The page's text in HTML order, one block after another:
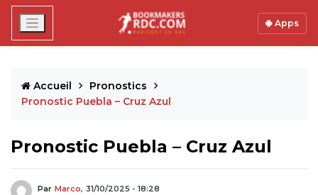
Apps
Accueil
Pronostics
Pronostic Puebla – Cruz Azul
Pronostic Puebla – Cruz Azul
Par Marco, 31/10/2025 - 18:28